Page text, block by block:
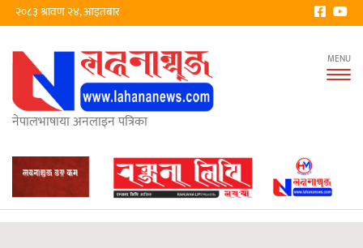
२०८३ श्रावण २४, आइतबार
नेपालभाषाया अनलाइन पत्रिका